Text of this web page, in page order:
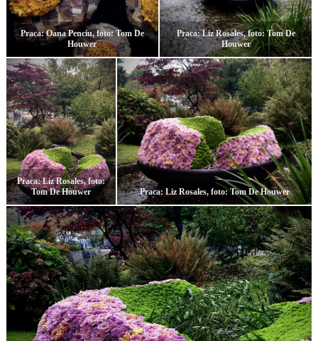
Praca: Oana Penciu, foto: Tom De
Houwer
Praca: Liz Rosales, foto: Tom De
Houwer
Praca: Liz Rosales, foto:
Tom De Houwer
Praca: Liz Rosales, foto: Tom De Houwer